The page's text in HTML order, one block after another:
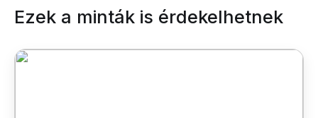
Ezek a minták is érdekelhetnek